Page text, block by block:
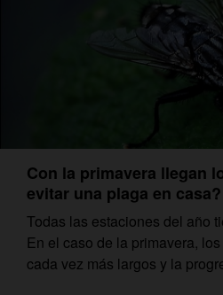
Con la primavera llegan
evitar una plaga en casa?
Todas las estaciones del año
En el caso de la primavera,
cada vez más largos y la